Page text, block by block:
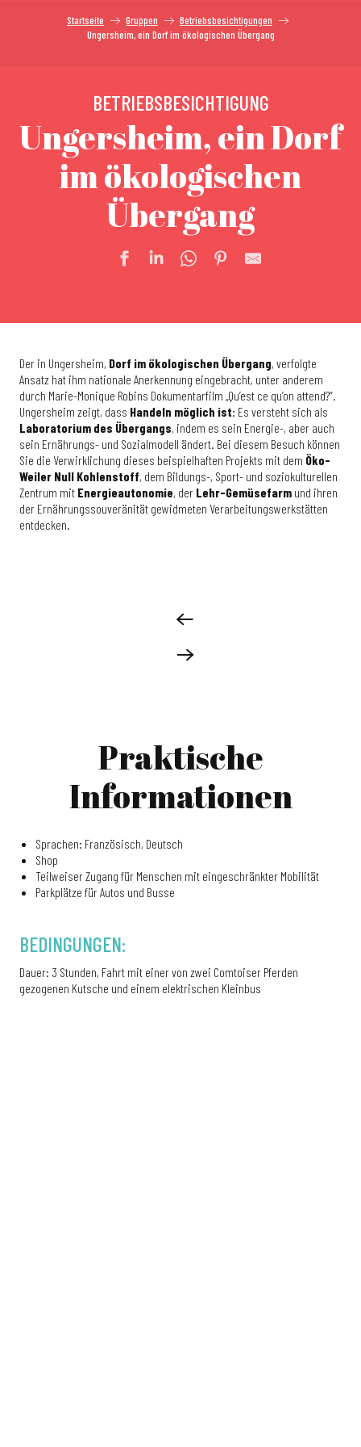
Startseite Gruppen
Betriebsbesichtigungen
Ungersheim, ein Dorf im ökologischen Übergang
BETRIEBSBESICHTIGUNG
Ungersheim, ein Dorf
im ökologischen
Übergang
Der in Ungersheim, Dorf im ökologischen Übergang, verfolgte
Ansatz hat ihm nationale Anerkennung eingebracht, unter anderem
durch Marie-Monique Robins Dokumentarfilm „Qu’est ce qu’on attend?“.
Ungersheim zeigt, dass Handeln möglich ist: Es versteht sich als
Laboratorium des Übergangs, indem es sein Energie-, aber auch
sein Ernährungs- und Sozialmodell ändert. Bei diesem Besuch können
Sie die Verwirklichung dieses beispielhaften Projekts mit dem Öko-
Weiler Null Kohlenstoff, dem Bildungs-, Sport- und soziokulturellen
Zentrum mit Energieautonomie, der Lehr-Gemüsefarm und ihren
der Ernährungssouveränität gewidmeten Verarbeitungswerkstätten
entdecken.
Praktische
Informationen
Sprachen: Französisch, Deutsch
Shop
Teilweiser Zugang für Menschen mit eingeschränkter Mobilität
Parkplätze für Autos und Busse
BEDINGUNGEN:
Dauer: 3 Stunden, Fahrt mit einer von zwei Comtoiser Pferden
gezogenen Kutsche und einem elektrischen Kleinbus